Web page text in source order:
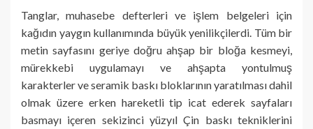
Tanglar, muhasebe defterleri ve işlem belgeleri için
kağıdın yaygın kullanımında büyük yenilikçilerdi. Tüm bir
metin sayfasını geriye doğru ahşap bir bloğa kesmeyi,
mürekkebi uygulamayı ve ahşapta yontulmuş
karakterler ve seramik baskı bloklarının yaratılması dahil
olmak üzere erken hareketli tip icat ederek sayfaları
basmayı içeren sekizinci yüzyıl Çin baskı tekniklerini